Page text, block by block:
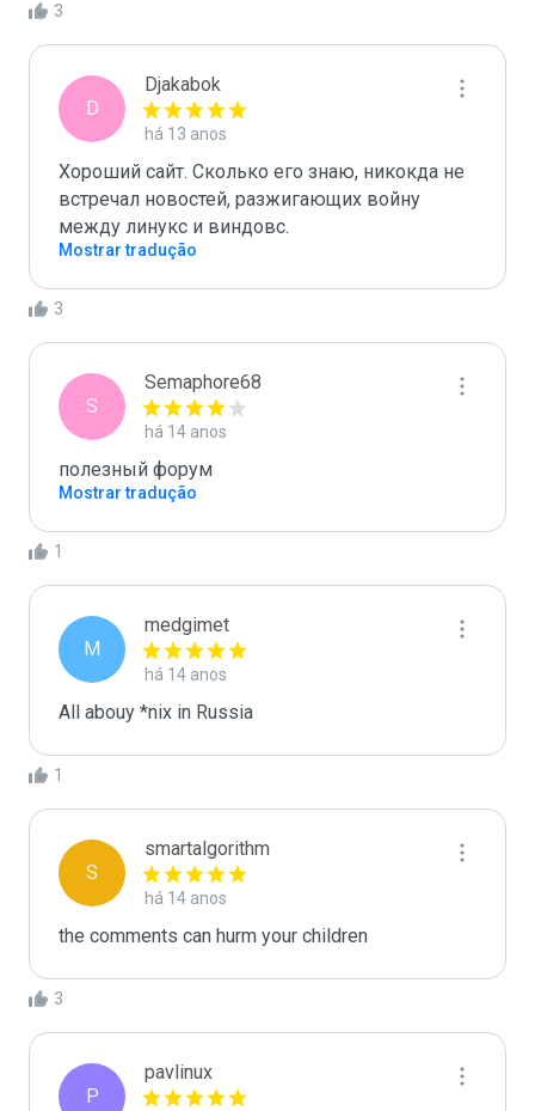
3
D
Djakabok
há 13 anos
Хороший сайт. Сколько его знаю, никокда не
встречал новостей, разжигающих войну
между линукс и виндовс.
Mostrar tradução
3
S
Semaphore68
há 14 anos
полезный форум
Mostrar tradução
1
M
medgimet
há 14 anos
All abouy *nix in Russia
1
S
smartalgorithm
há 14 anos
3
P
pavlinux